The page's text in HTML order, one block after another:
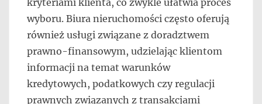
kryteriami klienta, co zwykle ułatwia proces
wyboru. Biura nieruchomości często oferują
również usługi związane z doradztwem
prawno-finansowym, udzielając klientom
informacji na temat warunków
kredytowych, podatkowych czy regulacji
prawnych związanych z transakcjami